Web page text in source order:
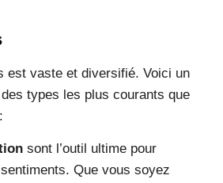
est vaste et diversifié. Voici un
types les plus courants que
sont l’outil ultime pour
Que vous soyez